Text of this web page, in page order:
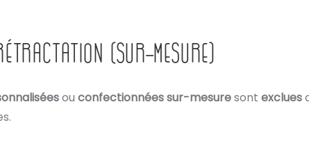
(SUR-MESURE)
ou confectionnées sur-mesuresont exclues